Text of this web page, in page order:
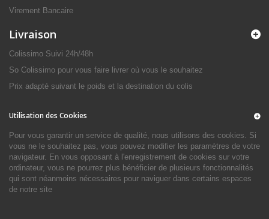
Virement Bancaire
Livraison
Colissimo Suivi 24h/48h
So Colissimo pour vous faire livrer où vous le souhaitez
Prix adapté suivant le poids et la destination du colis
Utilisation des Cookies
Pour vous garantir un service de qualité, nous utilisons des cookies. Si
vous ne le souhaitez pas, vous pouvez modifier les paramètres de votre
navigateur. En vous opposant à l'enregistrement de cookies sur votre
ordinateur, vous ne pourrez plus bénéficier de plusieurs fonctionnalités
qui sont néanmoins nécessaires pour naviguer dans certains espaces
de notre site